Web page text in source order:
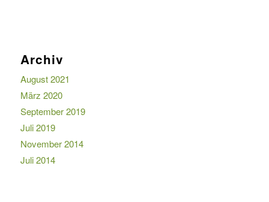
Archiv
August 2021
März 2020
September 2019
Juli 2019
November 2014
Juli 2014